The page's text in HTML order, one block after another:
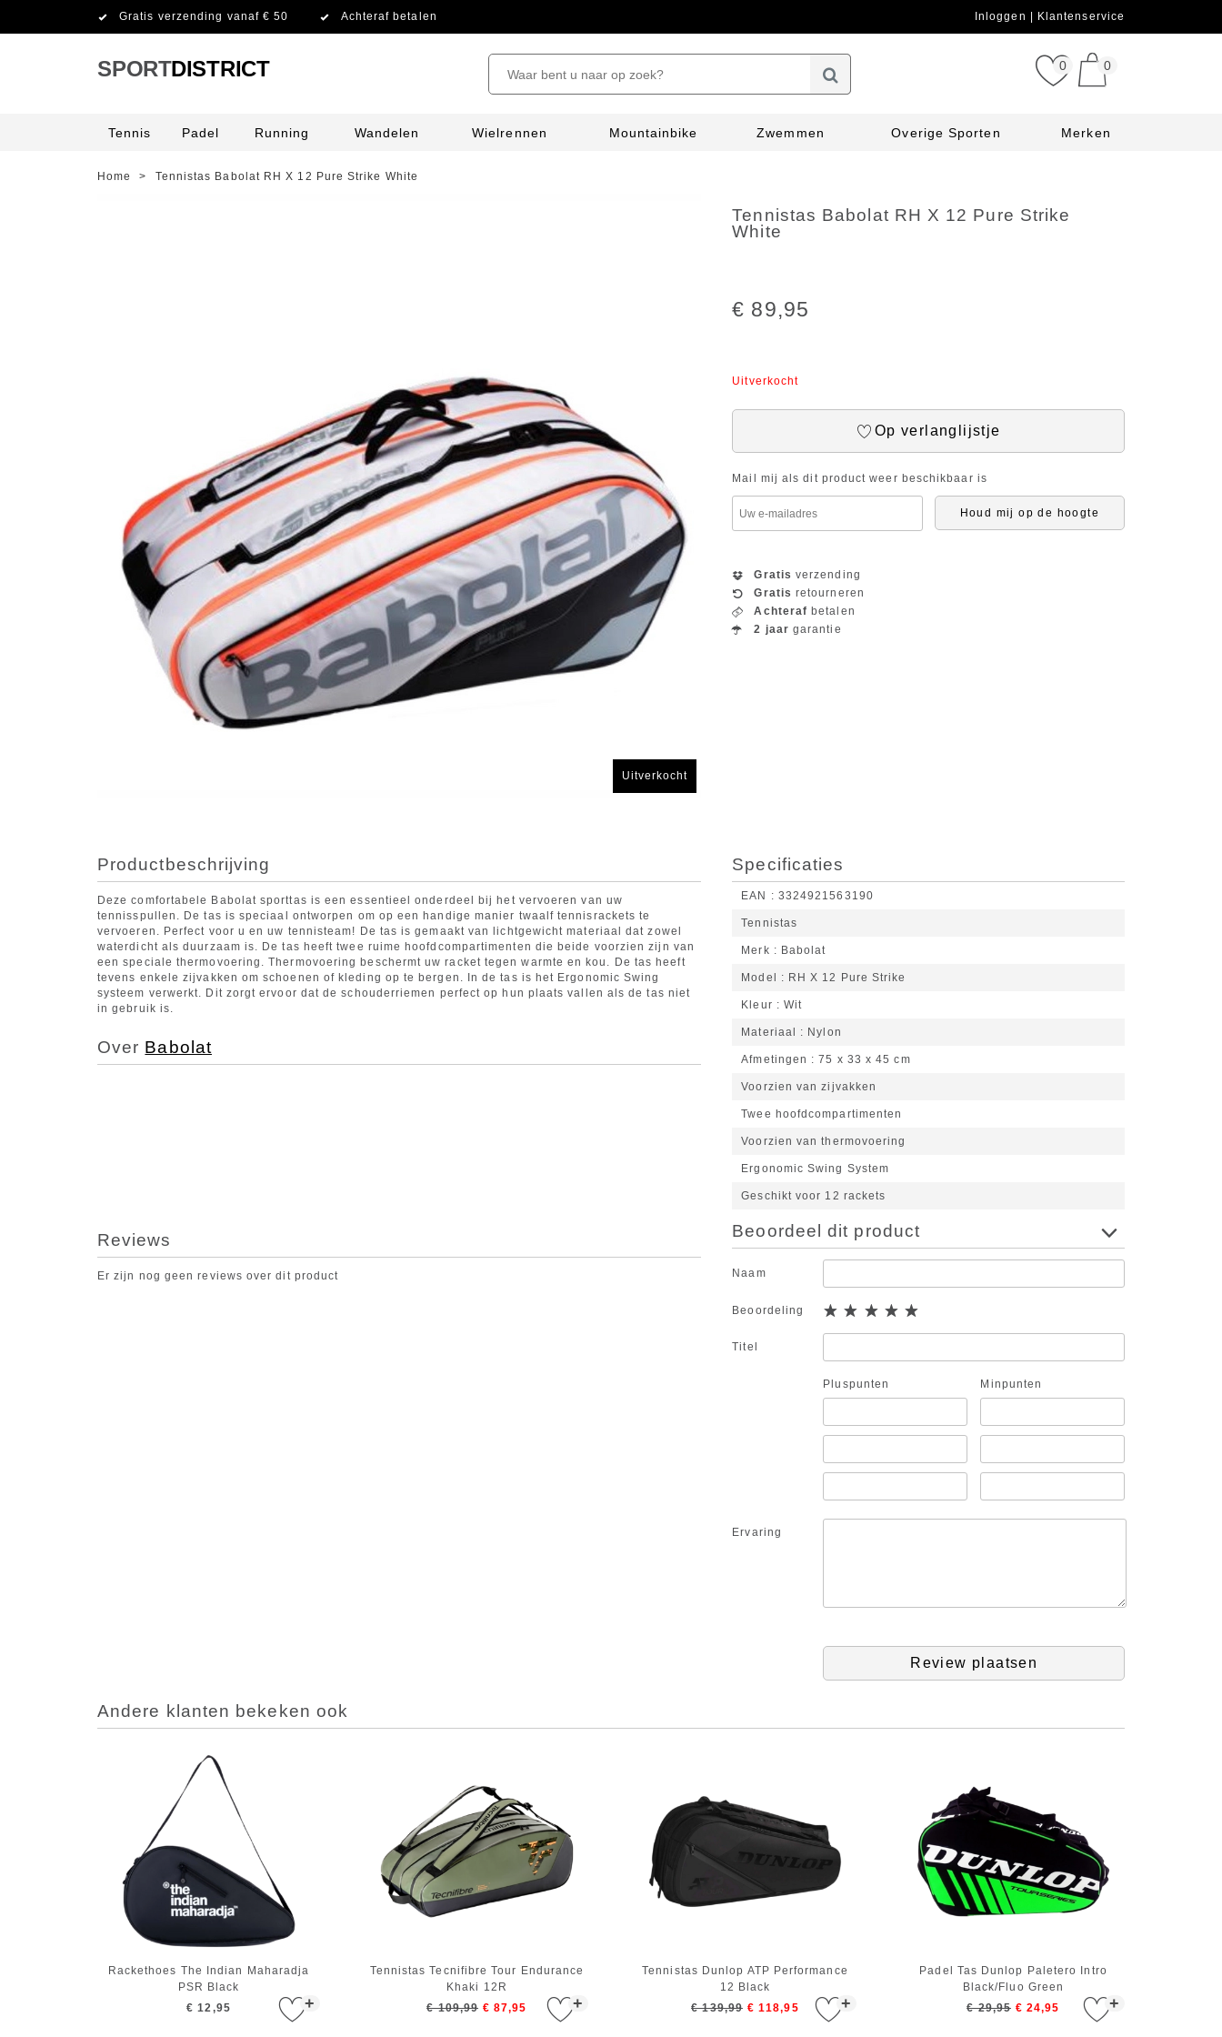
Gratis verzending vanaf € 50 Achteraf betalen Inloggen Klantenservice
SPORTDISTRICT 0 0
Tennis Padel Running Wandelen Wielrennen Mountainbike Zwemmen Overige Sporten Merken
Home > Tennistas Babolat RH X 12 Pure Strike White
Uitverkocht
Tennistas Babolat RH X 12 Pure Strike
White
€ 89,95
Uitverkocht
Op verlanglijstje
Mail mij als dit product weer beschikbaar is
Houd mij op de hoogte
Gratis verzending
Gratis retourneren
Achteraf betalen
2 jaar garantie
Productbeschrijving
Deze comfortabele Babolat sporttas is een essentieel onderdeel bij het vervoeren van uw
tennisspullen. De tas is speciaal ontworpen om op een handige manier twaalf tennisrackets te
vervoeren. Perfect voor u en uw tennisteam! De tas is gemaakt van lichtgewicht materiaal dat zowel
waterdicht als duurzaam is. De tas heeft twee ruime hoofdcompartimenten die beide voorzien zijn van
een speciale thermovoering. Thermovoering beschermt uw racket tegen warmte en kou. De tas heeft
tevens enkele zijvakken om schoenen of kleding op te bergen. In de tas is het Ergonomic Swing
systeem verwerkt. Dit zorgt ervoor dat de schouderriemen perfect op hun plaats vallen als de tas niet
in gebruik is.
Over Babolat
Specificaties
EAN 3324921563190
Tennistas
Merk Babolat
Model RH X 12 Pure Strike
Kleur Wit
Materiaal Nylon
Afmetingen 75 x 33 x 45 cm
Voorzien van zijvakken
Twee hoofdcompartimenten
Voorzien van thermovoering
Ergonomic Swing System
Geschikt voor 12 rackets
Reviews
Er zijn nog geen reviews over dit product
Beoordeel dit product
Naam
Beoordeling
Titel
Pluspunten Minpunten
Ervaring
Review plaatsen
Andere klanten bekeken ook
+
Rackethoes The Indian Maharadja
PSR Black
€ 12,95
+
Tennistas Tecnifibre Tour Endurance
Khaki 12R
€ 109,99 € 87,95 +
Tennistas Dunlop ATP Performance
12 Black
€ 139,99 € 118,95 +
Padel Tas Dunlop Paletero Intro
Black/Fluo Green
€ 29,95 € 24,95